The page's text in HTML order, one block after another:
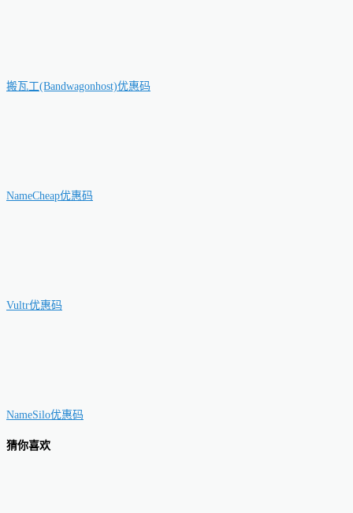
搬瓦工(Bandwagonhost)优惠码
NameCheap优惠码
Vultr优惠码
NameSilo优惠码
猜你喜欢